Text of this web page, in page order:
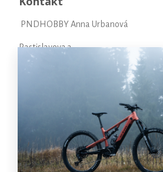
PNDHOBBY Anna Urbanová
Rastislavova 3